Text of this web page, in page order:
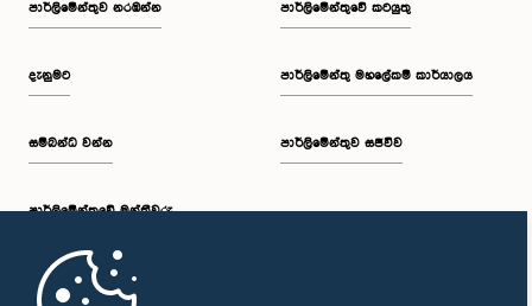
පාර්ලි‌මේන්තුව නරඹන්න
දැනුමට
සම්බන්ධ වන්න
පාර්ලි‌මේන්තුවේ මන්ත්‍රීවරු
මුල් පිටුව
පාර්ලිමේන්තුවේ කටයුතු
පාර්ලිමේන්තු මහලේකම් කාර්යාලය
පාර්ලිමේන්තුව සජීවීව